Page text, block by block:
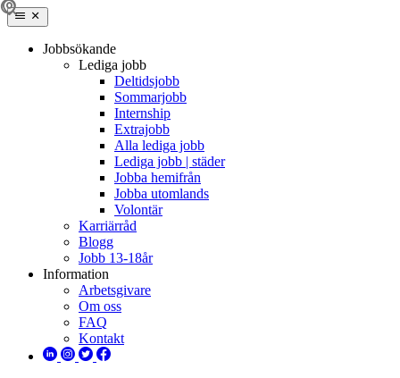
Jobbsökande
Lediga jobb
Deltidsjobb
Sommarjobb
Internship
Extrajobb
Alla lediga jobb
Lediga jobb | städer
Jobba hemifrån
Jobba utomlands
Volontär
Karriärråd
Blogg
Jobb 13-18år
Information
Arbetsgivare
Om oss
FAQ
Kontakt